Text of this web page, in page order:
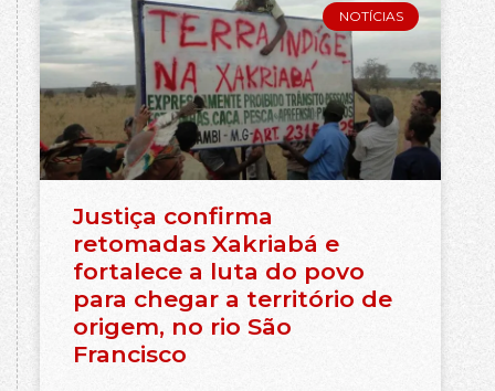
NOTÍCIAS
Justiça confirma
retomadas Xakriabá e
fortalece a luta do povo
para chegar a território de
origem, no rio São
Francisco